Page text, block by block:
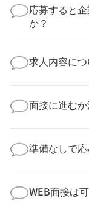
実際に医療
の多くは、
います。
応募すると
か？
業様に個人
より詳細な
求人内容に
してお答え
勤務体制や
す！
面接に進む
積極的に受
の様子を見
ださい！
準備なしで
まで、一か
たばかり」
WEB面接は